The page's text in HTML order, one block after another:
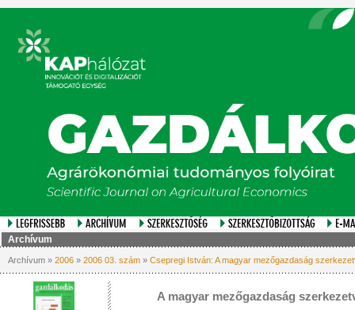
Archívum
Archívum » 2006 » 2006 03. szám » Csepregi István: A magyar mezőgazdaság
A magyar mezőgazdaság